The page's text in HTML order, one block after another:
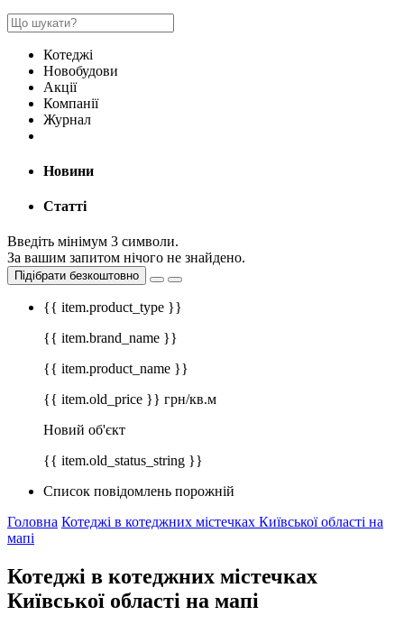
Котеджі
Новобудови
Акції
Компанії
Журнал
Новини
Статті
Введіть мінімум 3 символи.
За вашим запитом нічого не знайдено.
Підібрати безкоштовно
{{ item.product_type }}
{{ item.brand_name }}
{{ item.product_name }}
{{ item.old_price }} грн/кв.м
Новий об'єкт
{{ item.old_status_string }}
Список повідомлень порожній
Головна Котеджі в котеджних містечках Київської області на
мапі
Котеджі в котеджних містечках
Київської області на мапі